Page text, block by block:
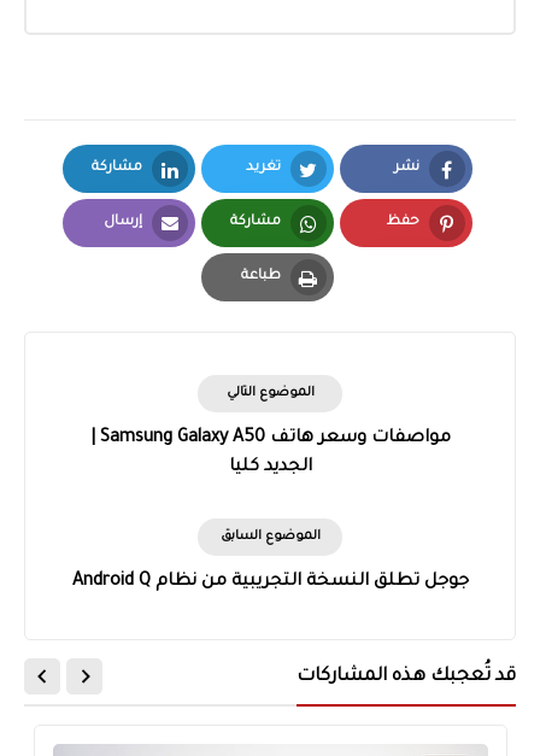
نشر
Facebook
تغريد
Twitter
مشاركة
LinkedIn
حفظ مشاركة
Whatsapp
إرسال
طباعة
الموضوع التالي
مواصفات وسعر هاتف Samsung Galaxy A50 |
الجديد كليا
الموضوع السابق
جوجل تطلق النسخة التجريبية من نظام Android Q
قد تُعجبك هذه المشاركات